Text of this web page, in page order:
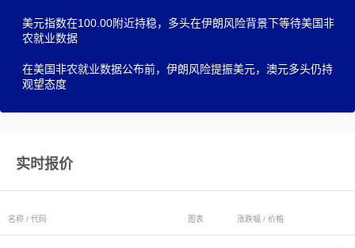
美元指数在100.00附近持稳，多头在伊朗风险背景下等待美国非
农就业数据
在美国非农就业数据公布前，伊朗风险提振美元，澳元多头仍持
观望态度
实时报价
名称 / 代码 图表 涨跌幅 / 价格